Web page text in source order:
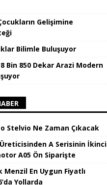
Gelişimine
Bilimle Buluşuyor
Bin 850 Dekar Arazi Modern
Stelvio Ne Zaman Çıkacak
A Serisinin İkinci
A05 Ön Siparişte
Menzil En Uygun Fiyatlı
Yollarda